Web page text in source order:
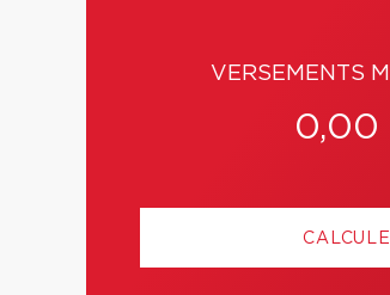
VERSEMENTS
0,00